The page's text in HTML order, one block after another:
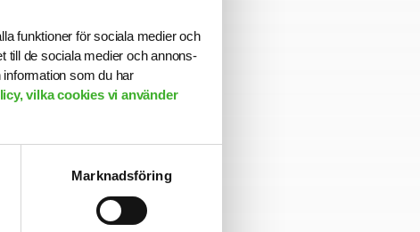
funktioner för sociala medier och
till de sociala medier och annons-
som du har
vilka cookies vi använder
Marknadsföring
organisation
inom din
av intressanta
karriär till nästa
långsiktig partner
att ha en